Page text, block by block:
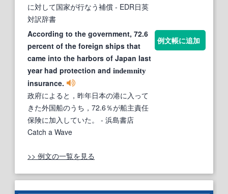
に対して国家が行なう補償 - EDR日英
対訳辞書
According to the government, 72.6
percent of the foreign ships that
came into the harbors of Japan last
year had protection and indemnity
insurance.
政府によると，昨年日本の港に入って
きた外国船のうち，72.6％が船主責任
保険に加入していた。
- 浜島書店
Catch a Wave
例文帳に追加
>> 例文の一覧を見る